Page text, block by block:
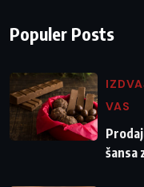
Populer Posts
VAS
šansa